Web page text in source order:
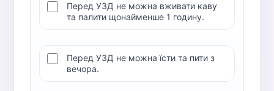
Перед УЗД не можна вживати каву
та палити щонайменше 1 годину.
Перед УЗД не можна їсти та пити з
вечора.